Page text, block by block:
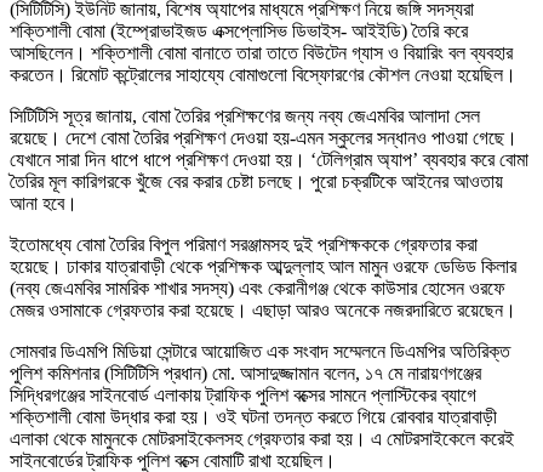
(সিটিটিসি) ইউনিট জানায়, বিশেষ অ্যাপের মাধ্যমে প্রশিক্ষণ নিয়ে জঙ্গি সদস্যরা
শক্তিশালী বোমা (ইম্প্রোভাইজড এক্সপ্লোসিভ ডিভাইস- আইইডি) তৈরি করে
আসছিলেন। শক্তিশালী বোমা বানাতে তারা তাতে বিউটেন গ্যাস ও বিয়ারিং বল ব্যবহার
করতেন। রিমোট কন্ট্রোলের সাহায্যে বোমাগুলো বিস্ফোরণের কৌশল নেওয়া হয়েছিল।
সিটিটিসি সূত্র জানায়, বোমা তৈরির প্রশিক্ষণের জন্য নব্য জেএমবির আলাদা সেল
রয়েছে। দেশে বোমা তৈরির প্রশিক্ষণ দেওয়া হয়-এমন স্কুলের সন্ধানও পাওয়া গেছে।
যেখানে সারা দিন ধাপে ধাপে প্রশিক্ষণ দেওয়া হয়। ‘টেলিগ্রাম অ্যাপ’ ব্যবহার করে বোমা
তৈরির মূল কারিগরকে খুঁজে বের করার চেষ্টা চলছে। পুরো চক্রটিকে আইনের আওতায়
আনা হবে।
ইতোমধ্যে বোমা তৈরির বিপুল পরিমাণ সরঞ্জামসহ দুই প্রশিক্ষককে গ্রেফতার করা
হয়েছে। ঢাকার যাত্রাবাড়ী থেকে প্রশিক্ষক আব্দুল্লাহ আল মামুন ওরফে ডেভিড কিলার
(নব্য জেএমবির সামরিক শাখার সদস্য) এবং কেরানীগঞ্জ থেকে কাউসার হোসেন ওরফে
মেজর ওসামাকে গ্রেফতার করা হয়েছে। এছাড়া আরও অনেকে নজরদারিতে রয়েছেন।
সোমবার ডিএমপি মিডিয়া সেন্টারে আয়োজিত এক সংবাদ সম্মেলনে ডিএমপির অতিরিক্ত
পুলিশ কমিশনার (সিটিটিসি প্রধান) মো. আসাদুজ্জামান বলেন, ১৭ মে নারায়ণগঞ্জের
সিদ্ধিরগঞ্জের সাইনবোর্ড এলাকায় ট্রাফিক পুলিশ বক্সের সামনে প্লাস্টিকের ব্যাগে
শক্তিশালী বোমা উদ্ধার করা হয়। ওই ঘটনা তদন্ত করতে গিয়ে রোববার যাত্রাবাড়ী
এলাকা থেকে মামুনকে মোটরসাইকেলসহ গ্রেফতার করা হয়। এ মোটরসাইকেলে করেই
সাইনবোর্ডের ট্রাফিক পুলিশ বক্সে বোমাটি রাখা হয়েছিল।